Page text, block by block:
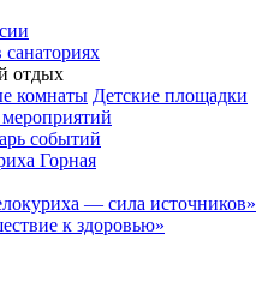
санаториях
отдых
комнаты Детские площадки
событий
Горная
— сила источников»
к здоровью»